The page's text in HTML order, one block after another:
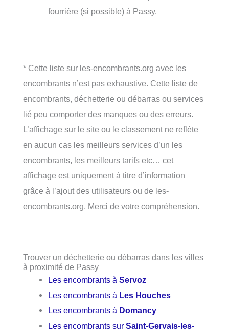
fourrière (si possible) à Passy.
* Cette liste sur les-encombrants.org avec les
encombrants n’est pas exhaustive. Cette liste de
encombrants, déchetterie ou débarras ou services
lié peu comporter des manques ou des erreurs.
L’affichage sur le site ou le classement ne reflète
en aucun cas les meilleurs services d’un les
encombrants, les meilleurs tarifs etc… cet
affichage est uniquement à titre d’information
grâce à l’ajout des utilisateurs ou de les-
encombrants.org. Merci de votre compréhension.
Trouver un déchetterie ou débarras dans les villes
à proximité de Passy
Les encombrants àServoz
Les encombrants à Les Houches
Les encombrants à Domancy
Les encombrants surSaint-Gervais-les-